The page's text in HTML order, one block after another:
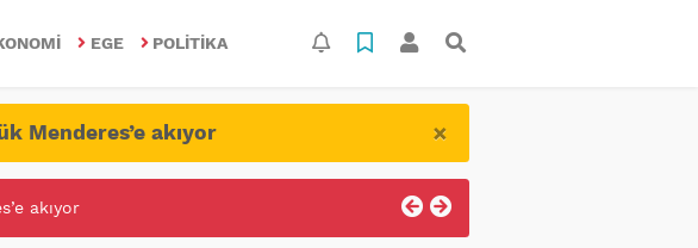
EGE POLITIKA
Menderes’e akıyor ×